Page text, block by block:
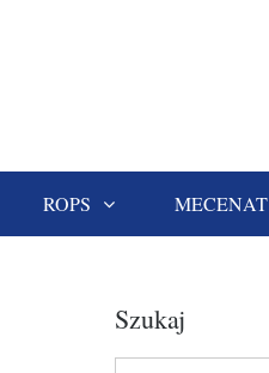
ROPS MECENAT
Szukaj